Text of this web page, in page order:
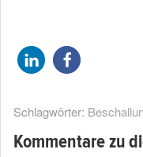
Schlagwörter:
Kommentare zu